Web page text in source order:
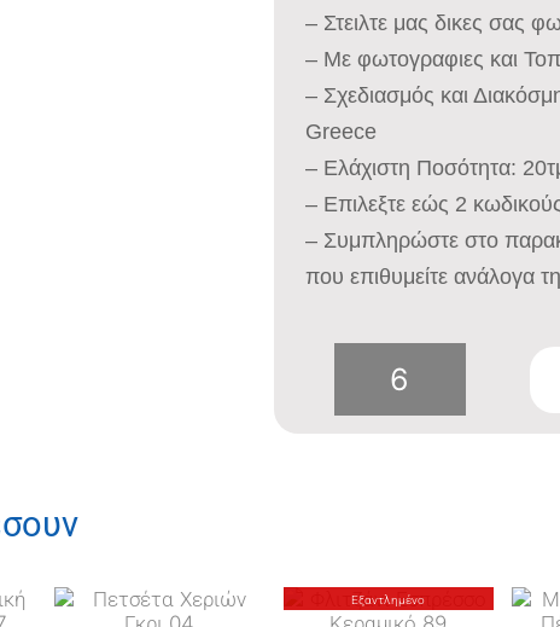
– Στειλτε μας δικες σας
– Με φωτογραφιες και
– Σχεδιασμός και
Greece
– Ελάχιστη Ποσότητα:
– Επιλεξτε εώς 2
– Συμπληρώστε στο
που επιθυμείτε ανάλογα
Εξαντλημένο